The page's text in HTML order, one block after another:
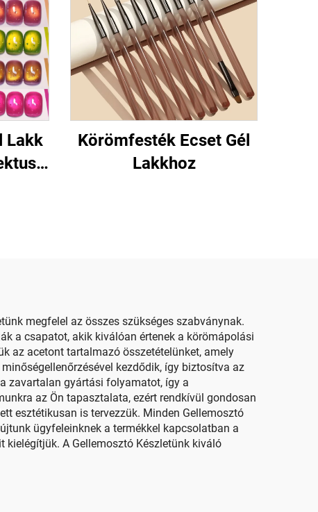
Lakk
Körömfesték Ecset Gél
Lakkhoz
megfelel az összes szükséges szabványnak.
a csapatot, akik kiválóan értenek a körömápolási
az acetont tartalmazó összetételünket, amely
kezdődik, így biztosítva az
zavartalan gyártási folyamatot, így a
az Ön tapasztalata, ezért rendkívül gondosan
esztétikusan is tervezzük. Minden Gellemosztó
ügyfeleinknek a termékkel kapcsolatban a
kielégítjük. A Gellemosztó Készletünk kiváló